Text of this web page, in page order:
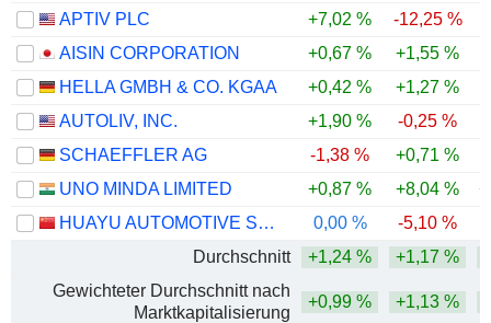
APTIV PLC
+7,02 % -12,25 %
AISIN CORPORATION
+0,67 % +1,55 %
HELLA GMBH & CO. KGAA
+0,42 % +1,27 %
AUTOLIV, INC.
+1,90 % -0,25 %
SCHAEFFLER AG
-1,38 % +0,71 %
UNO MINDA LIMITED
+0,87 % +8,04 %
HUAYU AUTOMOTIVE SYSTEMS COMPANY LIMITED
0,00 % -5,10 %
Durchschnitt
+1,24 % +1,17 %
Gewichteter Durchschnitt nach
Marktkapitalisierung
+0,99 % +1,13 %